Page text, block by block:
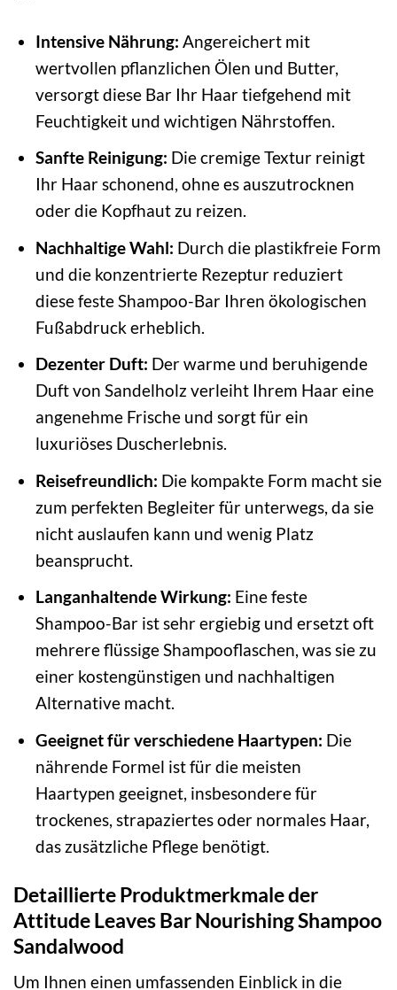
Intensive Nährung: Angereichert mit
wertvollen pflanzlichen Ölen und Butter,
versorgt diese Bar Ihr Haar tiefgehend mit
Feuchtigkeit und wichtigen Nährstoffen.
Sanfte Reinigung: Die cremige Textur reinigt
Ihr Haar schonend, ohne es auszutrocknen
oder die Kopfhaut zu reizen.
Nachhaltige Wahl: Durch die plastikfreie Form
und die konzentrierte Rezeptur reduziert
diese feste Shampoo-Bar Ihren ökologischen
Fußabdruck erheblich.
Dezenter Duft: Der warme und beruhigende
Duft von Sandelholz verleiht Ihrem Haar eine
angenehme Frische und sorgt für ein
luxuriöses Duscherlebnis.
Reisefreundlich: Die kompakte Form macht sie
zum perfekten Begleiter für unterwegs, da sie
nicht auslaufen kann und wenig Platz
beansprucht.
Langanhaltende Wirkung: Eine feste
Shampoo-Bar ist sehr ergiebig und ersetzt oft
mehrere flüssige Shampooflaschen, was sie zu
einer kostengünstigen und nachhaltigen
Alternative macht.
Geeignet für verschiedene Haartypen: Die
nährende Formel ist für die meisten
Haartypen geeignet, insbesondere für
trockenes, strapaziertes oder normales Haar,
das zusätzliche Pflege benötigt.
Detaillierte Produktmerkmale der
Attitude Leaves Bar Nourishing Shampoo
Sandalwood
Um Ihnen einen umfassenden Einblick in die